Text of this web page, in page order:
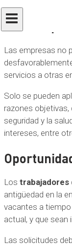
Pluriempleo
Las empresas no
servicios a otras
Solo se pueden
razones objetivas,
seguridad y la
intereses, entre
Los trabajadores
antigüedad en la
vacantes a
actual, y que
Las solicitudes